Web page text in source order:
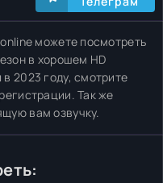
можете посмотреть
в хорошем HD
2023 году, смотрите
Так же
вам озвучку.